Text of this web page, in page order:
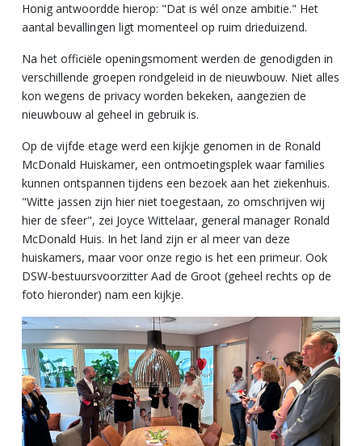
Honig antwoordde hierop: "Dat is wél onze ambitie." Het
aantal bevallingen ligt momenteel op ruim drieduizend.
Na het officiële openingsmoment werden de genodigden in
verschillende groepen rondgeleid in de nieuwbouw. Niet alles
kon wegens de privacy worden bekeken, aangezien de
nieuwbouw al geheel in gebruik is.
Op de vijfde etage werd een kijkje genomen in de Ronald
McDonald Huiskamer, een ontmoetingsplek waar families
kunnen ontspannen tijdens een bezoek aan het ziekenhuis.
"Witte jassen zijn hier niet toegestaan, zo omschrijven wij
hier de sfeer", zei Joyce Wittelaar, general manager Ronald
McDonald Huis. In het land zijn er al meer van deze
huiskamers, maar voor onze regio is het een primeur. Ook
DSW-bestuursvoorzitter Aad de Groot (geheel rechts op de
foto hieronder) nam een kijkje.